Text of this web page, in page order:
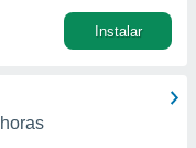
Instalar